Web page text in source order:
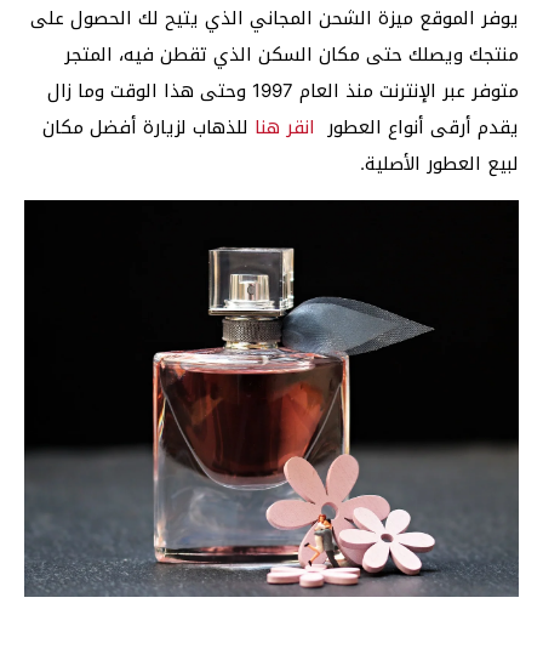
يوفر الموقع ميزة الشحن المجاني الذي يتيح لك الحصول على
منتجك ويصلك حتى مكان السكن الذي تقطن فيه، المتجر
متوفر عبر الإنترنت منذ العام 1997 وحتى هذا الوقت وما زال
يقدم أرقى أنواع العطور انقر هنا للذهاب لزيارة أفضل مكان
لبيع العطور الأصلية.